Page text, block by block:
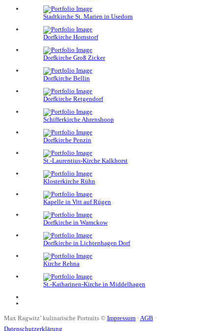
Stadtkirche St. Marien in Usedom
Dorfkirche Hornstorf
Dorfkirche Groß Zicker
Dorfkirche Bellin
Dorfkirche Retgendorf
Schifferkirche Ahrenshoop
Dorfkirche Penzin
St.-Laurentius-Kirche Kalkhorst
Klosterkirche Rühn
Kapelle in Vitt auf Rügen
Dorfkirche in Wamckow
Dorfkirche in Lichtenhagen Dorf
Kirche Rehna
St.-Katharinen-Kirche in Middelhagen
Max Ragwitz’ kulinarische Portraits © Impressum · AGB ·
Datenschutzerklärung